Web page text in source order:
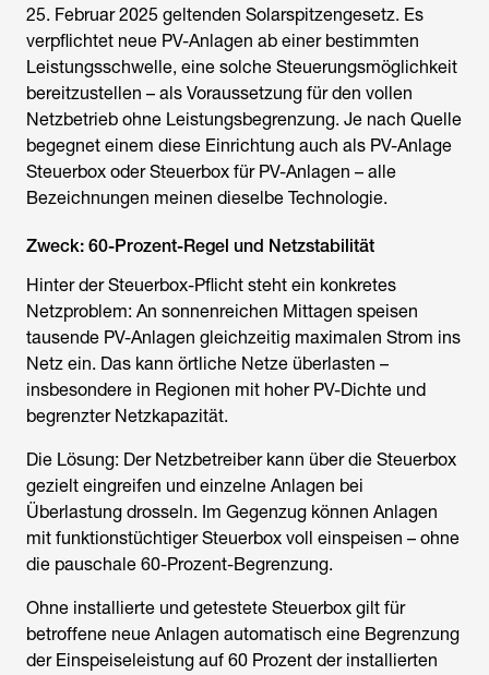
25. Februar 2025 geltenden Solarspitzengesetz. Es
verpflichtet neue PV-Anlagen ab einer bestimmten
Leistungsschwelle, eine solche Steuerungsmöglichkeit
bereitzustellen – als Voraussetzung für den vollen
Netzbetrieb ohne Leistungsbegrenzung. Je nach Quelle
begegnet einem diese Einrichtung auch als PV-Anlage
Steuerbox oder Steuerbox für PV-Anlagen – alle
Bezeichnungen meinen dieselbe Technologie.
Zweck: 60-Prozent-Regel und Netzstabilität
Hinter der Steuerbox-Pflicht steht ein konkretes
Netzproblem: An sonnenreichen Mittagen speisen
tausende PV-Anlagen gleichzeitig maximalen Strom ins
Netz ein. Das kann örtliche Netze überlasten –
insbesondere in Regionen mit hoher PV-Dichte und
begrenzter Netzkapazität.
Die Lösung: Der Netzbetreiber kann über die Steuerbox
gezielt eingreifen und einzelne Anlagen bei
Überlastung drosseln. Im Gegenzug können Anlagen
mit funktionstüchtiger Steuerbox voll einspeisen – ohne
die pauschale 60-Prozent-Begrenzung.
Ohne installierte und getestete Steuerbox gilt für
betroffene neue Anlagen automatisch eine Begrenzung
der Einspeiseleistung auf 60 Prozent der installierten